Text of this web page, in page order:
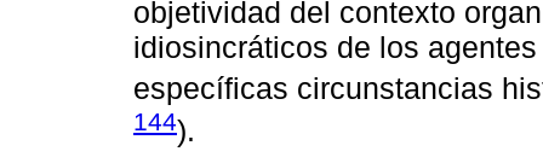
objetividad del contexto
idiosincráticos de los
específicas circunstancias
144).